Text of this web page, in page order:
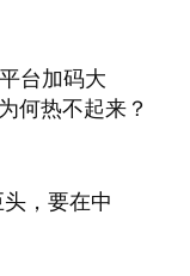
台加码大
何热不起来？
，要在中